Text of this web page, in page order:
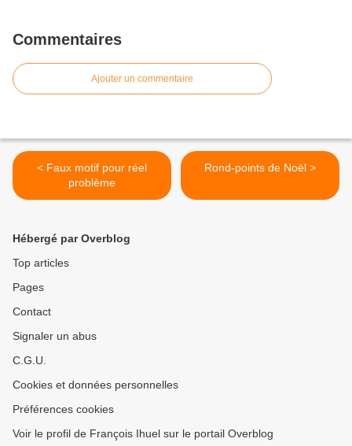
Commentaires
Ajouter un commentaire
< Faux motif pour réel
problème
Rond-points de Noël >
Hébergé par Overblog
Top articles
Pages
Contact
Signaler un abus
C.G.U.
Cookies et données personnelles
Préférences cookies
Voir le profil de François Ihuel sur le portail Overblog